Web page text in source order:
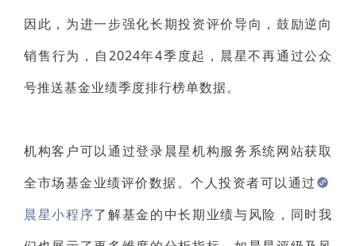
因此，为进一步强化长期投资评价导向，鼓励逆向
销售行为，自2024年4季度起，晨星不再通过公众
号推送基金业绩季度排行榜单数据。
机构客户可以通过登录晨星机构服务系统网站获取
全市场基金业绩评价数据。个人投资者可以通过
晨星小程序了解基金的中长期业绩与风险，同时我